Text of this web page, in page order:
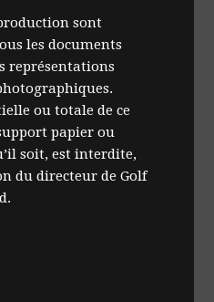
sont
les documents
représentations
ou totale de ce
papier ou
soit, est interdite,
du directeur de Golf